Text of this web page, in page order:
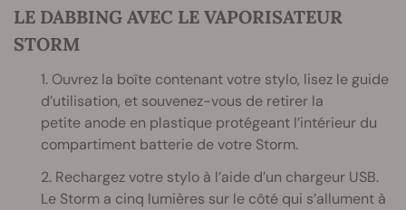
LE DABBING AVEC LE VAPORISATEUR
STORM
1. Ouvrez la boîte contenant votre stylo, lisez le guide
d’utilisation, et souvenez-vous de retirer la
petite anode en plastique protégeant l’intérieur du
compartiment batterie de votre Storm.
2. Rechargez votre stylo à l’aide d’un chargeur USB.
Le Storm a cinq lumières sur le côté qui s’allument à